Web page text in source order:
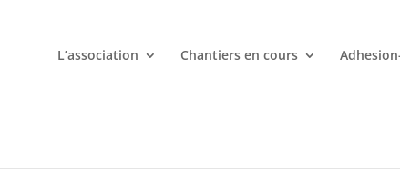
L’association Chantiers en cours
quand avec votre smartphone chez